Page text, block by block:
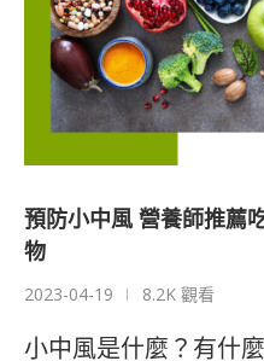
預防小中風 營養師推薦
物
2023-04-19 8.2K 觀看
小中風是什麼？有什